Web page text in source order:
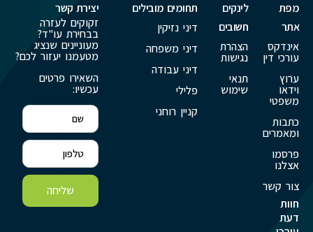
מפת
אתר
אינדקס
עורכי דין
ערוץ
וידאו
משפטי
כתבות
ומאמרים
פרסמו
אצלנו
צור קשר
חוות
דעת
לינקים
חשובים
הצהרת
נגישות
תנאי
שימוש
תחומים מובילים
דיני נזיקין
דיני משפחה
דיני עבודה
פלילי
קניין רוחני
יצירת קשר
זקוקים לעזרה
בבחירת עו"ד?
מעוניינים שנציג
מטעמנו יעזור לכם?
השאירו פרטים
עכשיו:
שליחה